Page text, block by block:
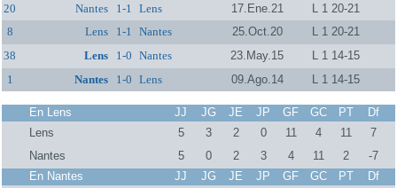
20
Nantes 1-1 Lens 17.Ene.21
L 1 20-21
8
Lens 1-1 Nantes 25.Oct.20
L 1 20-21
38
Lens 1-0 Nantes 23.May.15
L 1 14-15
1
Nantes 1-0 Lens 09.Ago.14 L 1 14-15
En Lens JJ JG JE JP GF GC PT
Df
Lens
5 3 2 0 11 4 11
7
Nantes
5 0 2 3 4 11 2
-7
En Nantes
JJ JG JE JP GF GC PT
Df